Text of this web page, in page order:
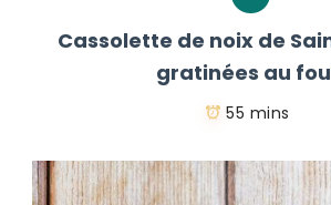
Cassolette de noix de
gratinées au
55 mins